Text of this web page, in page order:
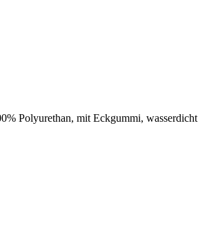
Polyurethan, mit Eckgummi, wasserdicht